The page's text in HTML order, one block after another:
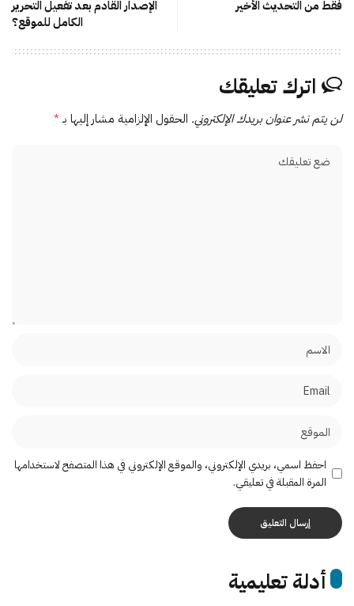
فقط من التحديث الأخير
الإصدار القادم بعد تفعيل التحرير
الكامل للموقع؟
اترك تعليقك
لن يتم نشر عنوان بريدك الإلكتروني. الحقول الإلزامية مشار إليها بـ*
احفظ اسمي، بريدي الإلكتروني، والموقع الإلكتروني في هذا المتصفح لاستخدامها
المرة المقبلة في تعليقي.
أدلة تعليمية